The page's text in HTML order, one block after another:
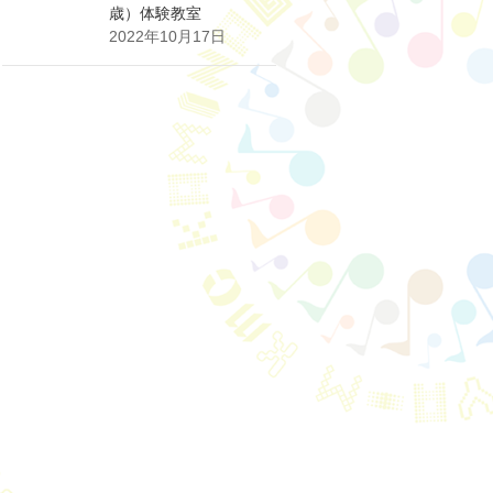
歳）体験教室
2022年10月17日